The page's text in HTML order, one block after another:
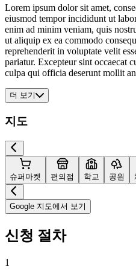
Lorem ipsum dolor sit amet,
eiusmod tempor incididunt ut
enim ad minim veniam, quis
ut aliquip ex ea commodo
reprehenderit in voluptate velit
pariatur. Excepteur sint occaecat
culpa qui officia deserunt mollit
더 보기
지도
슈퍼마켓 편의점 학교 공원
Google 지도에서 보기
신청 절차
1